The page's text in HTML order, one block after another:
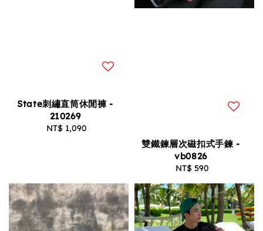
State刺繡直筒休閒褲 -
210269
Regular
NT$ 1,090
雙鐵鍊層次磁扣式手鍊 -
vb0826
Regular
NT$ 590